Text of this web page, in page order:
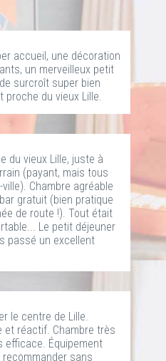
accueil, une décoration
un merveilleux petit
surcroît super bien
proche du vieux Lille.
du vieux Lille, juste à
(payant, mais tous
Chambre agréable
gratuit (bien pratique
de route !). Tout était
Le petit déjeuner
passé un excellent
le centre de Lille.
et réactif. Chambre très
efficace. Équipement
sans